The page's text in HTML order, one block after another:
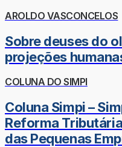
AROLDO VASCONCELOS
Sobre deuses do
projeções
COLUNA DO SIMPI
Coluna Simpi –
Reforma
das Pequenas